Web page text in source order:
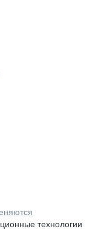
технологии